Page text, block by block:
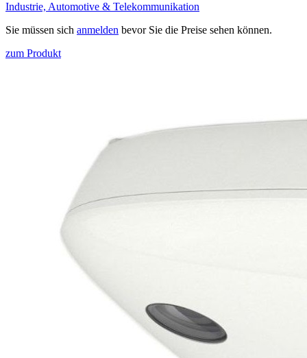
Industrie, Automotive & Telekommunikation
Sie müssen sich anmelden bevor Sie die Preise sehen können.
zum Produkt